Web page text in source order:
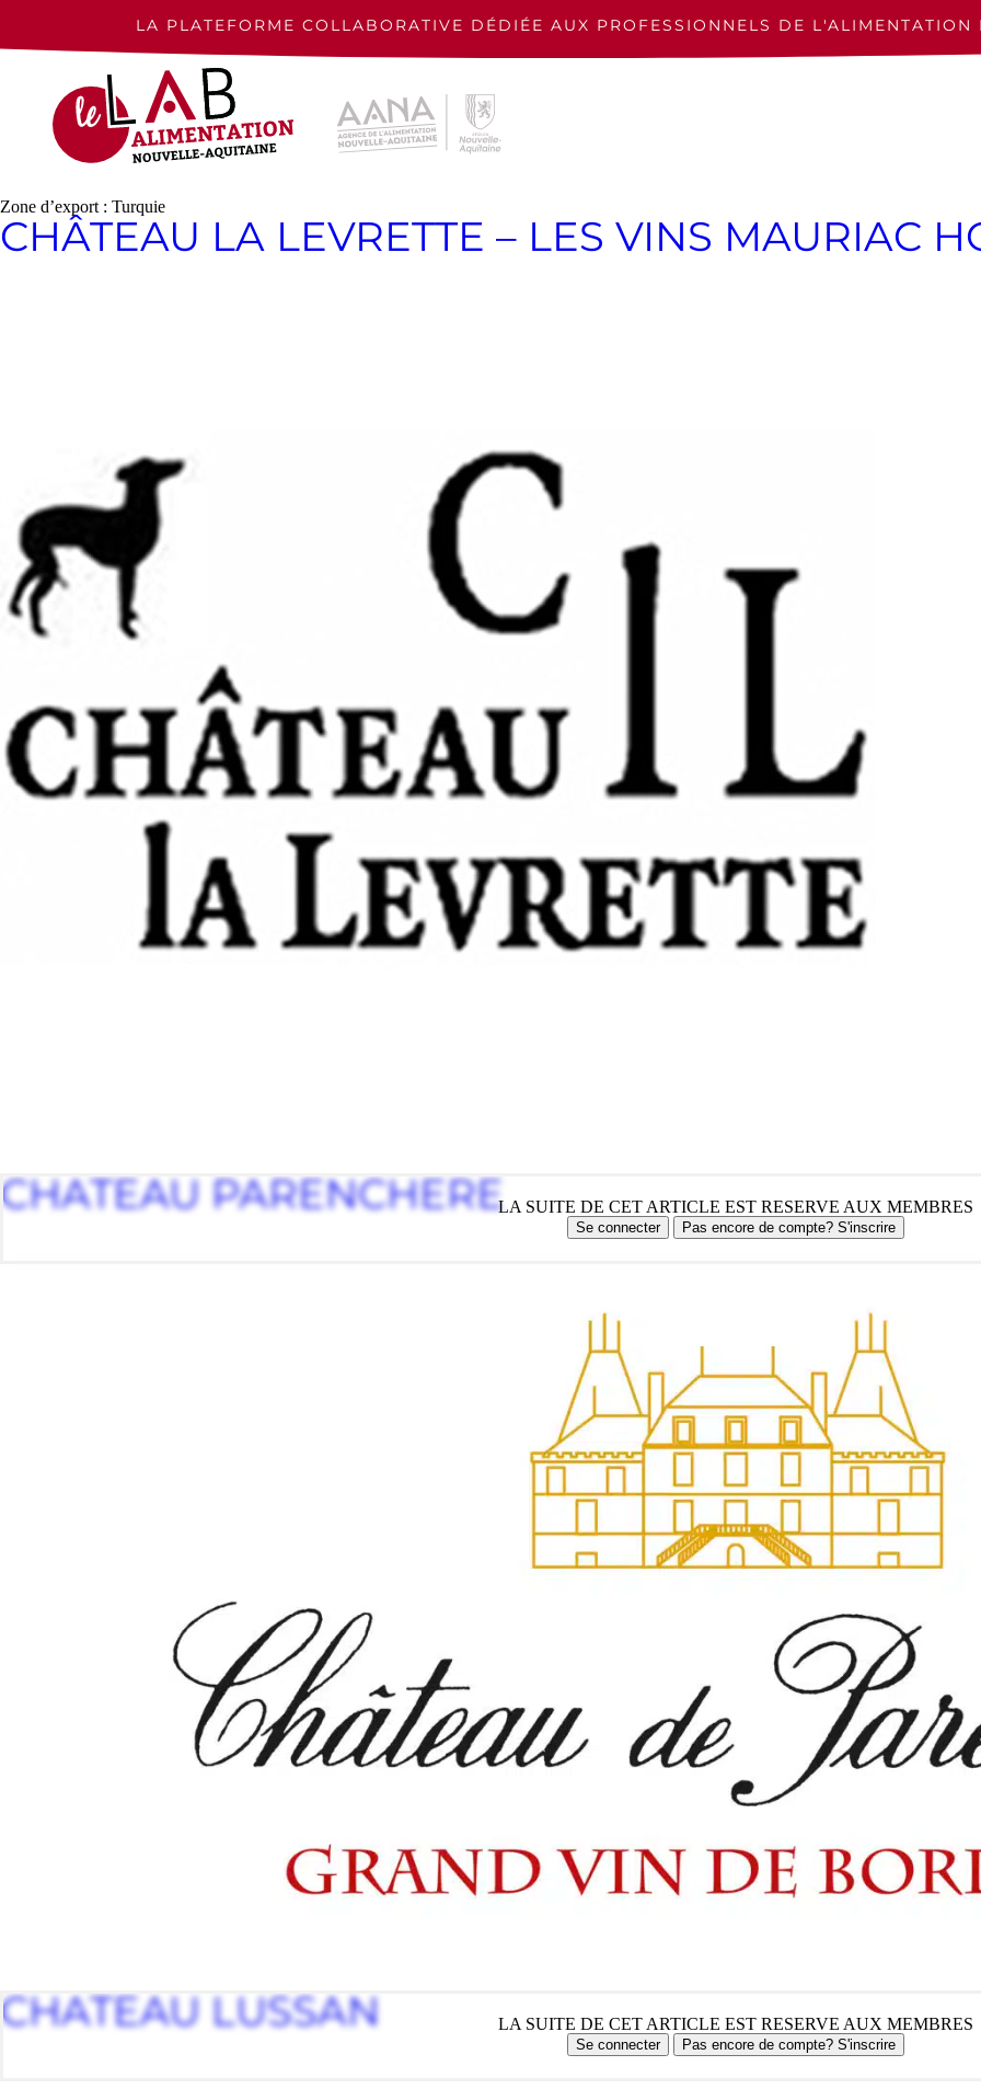
LA PLATEFORME COLLABORATIVE DÉDIÉE AUX PROFESSIONNELS DE
Zone d’export : Turquie
CHÂTEAU LA LEVRETTE – LES VINS MAURIAC
LA SUITE DE CET ARTICLE EST RESERVE AUX MEMBRES
Se connecter Pas encore de compte? S'inscrire
CHATEAU PARENCHERE
LA SUITE DE CET ARTICLE EST RESERVE AUX MEMBRES
Se connecter Pas encore de compte? S'inscrire
CHATEAU LUSSAN